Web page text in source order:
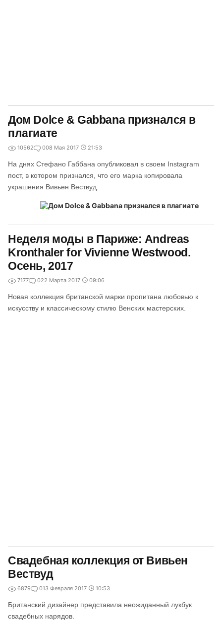
Дом Dolce & Gabbana признался в
плагиате
10562 008 Мая 2017 21:53
На днях Стефано Габбана опубликовал в своем Instagram
пост, в котором признался, что его марка копировала
украшения Вивьен Вествуд.
Неделя моды в Париже: Andreas
Kronthaler for Vivienne Westwood.
Осень, 2017
7177 022 Марта 2017 09:06
Новая коллекция британской марки пропитана любовью к
искусству и классическому стилю Венских мастерских.
Свадебная коллекция от Вивьен
Вествуд
6879 013 Февраля 2017 10:53
Британский дизайнер представила неожиданный лукбук
свадебных нарядов.